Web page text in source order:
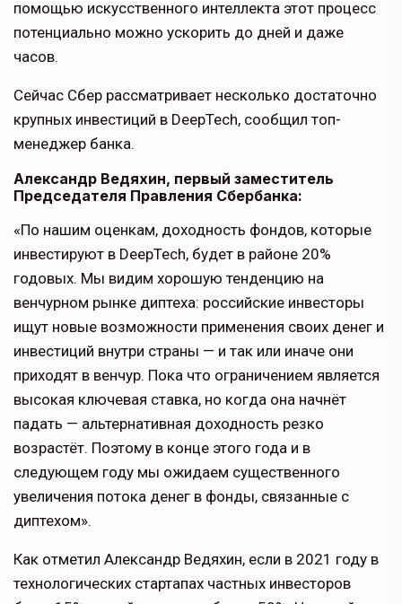
помощью искусственного интеллекта этот процесс
потенциально можно ускорить до дней и даже
часов.
Сейчас Сбер рассматривает несколько достаточно
крупных инвестиций в DeepTech, сообщил топ-
менеджер банка.
Александр Ведяхин, первый заместитель
Председателя Правления Сбербанка:
«По нашим оценкам, доходность фондов, которые
инвестируют в DeepTech, будет в районе 20%
годовых. Мы видим хорошую тенденцию на
венчурном рынке диптеха: российские инвесторы
ищут новые возможности применения своих денег и
инвестиций внутри страны — и так или иначе они
приходят в венчур. Пока что ограничением является
высокая ключевая ставка, но когда она начнёт
падать — альтернативная доходность резко
возрастёт. Поэтому в конце этого года и в
следующем году мы ожидаем существенного
увеличения потока денег в фонды, связанные с
диптехом».
Как отметил Александр Ведяхин, если в 2021 году в
технологических стартапах частных инвесторов